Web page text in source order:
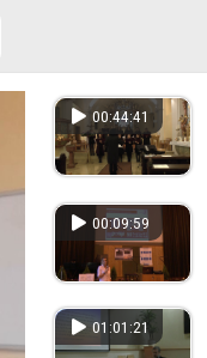
00:44:41
00:09:59
01:01:21